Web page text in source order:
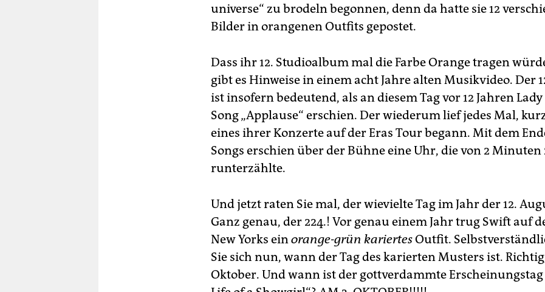
universe“ zu brodeln begonnen, denn da hatte sie 12
Bilder in orangenen ­Outfits gepostet.
Dass ihr 12. Studio­album mal die Farbe Orange tragen
gibt es Hinweise in einem acht Jahre alten Musikvideo. Der
ist insofern bedeutend, als an diesem Tag vor 12 Jahren Lady
Song „Applause“ erschien. Der wiederum lief jedes Mal,
eines ihrer Konzerte auf der Eras Tour begann. Mit dem
Songs erschien über der Bühne eine Uhr, die von 2 Minuten
runterzählte.
Und jetzt raten Sie mal, der wievielte Tag im Jahr der 12.
Ganz genau, der 224.! Vor genau einem Jahr trug Swift auf
New Yorks ein orange-grün kariertesOutfit.
Sie sich nun, wann der Tag des karierten Musters ist.
Oktober. Und wann ist der gottverdammte Erscheinungstag